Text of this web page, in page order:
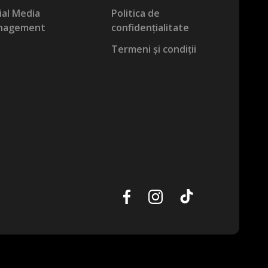
Media
Politica de
confidențialitate
Termeni și condiții